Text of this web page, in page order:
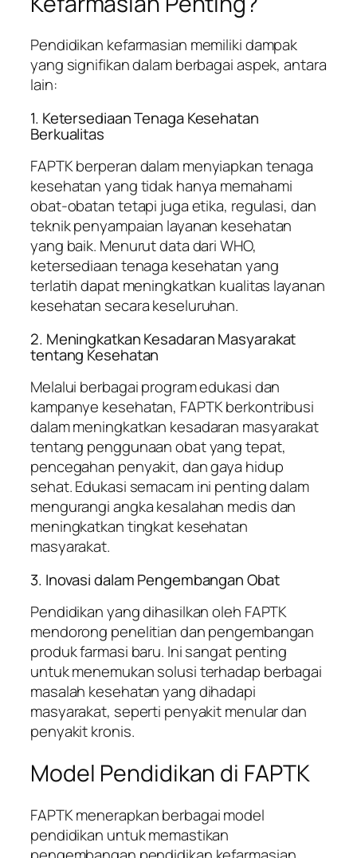
Pendidikan kefarmasian memiliki dampak
yang signifikan dalam berbagai aspek, antara
lain:
1. Ketersediaan Tenaga Kesehatan
Berkualitas
FAPTK berperan dalam menyiapkan tenaga
kesehatan yang tidak hanya memahami
obat-obatan tetapi juga etika, regulasi, dan
teknik penyampaian layanan kesehatan
yang baik. Menurut data dari WHO,
ketersediaan tenaga kesehatan yang
terlatih dapat meningkatkan kualitas layanan
kesehatan secara keseluruhan.
2. Meningkatkan Kesadaran Masyarakat
tentang Kesehatan
Melalui berbagai program edukasi dan
kampanye kesehatan, FAPTK berkontribusi
dalam meningkatkan kesadaran masyarakat
tentang penggunaan obat yang tepat,
pencegahan penyakit, dan gaya hidup
sehat. Edukasi semacam ini penting dalam
mengurangi angka kesalahan medis dan
meningkatkan tingkat kesehatan
masyarakat.
3. Inovasi dalam Pengembangan Obat
Pendidikan yang dihasilkan oleh FAPTK
mendorong penelitian dan pengembangan
produk farmasi baru. Ini sangat penting
untuk menemukan solusi terhadap berbagai
masalah kesehatan yang dihadapi
masyarakat, seperti penyakit menular dan
penyakit kronis.
Model Pendidikan di FAPTK
FAPTK menerapkan berbagai model
pendidikan untuk memastikan